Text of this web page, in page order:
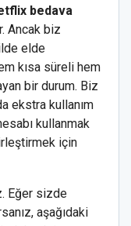
bedava
Ancak biz
elde
kısa süreli hem
bir durum. Biz
ekstra kullanım
kullanmak
için
Eğer sizde
aşağıdaki